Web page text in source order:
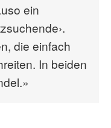
ein
die einfach
In beiden